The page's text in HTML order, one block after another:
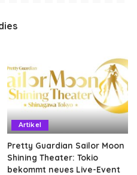
Artikel
Pretty Guardian Sailor Moon
Shining Theater: Tokio
bekommt neues Live-Event